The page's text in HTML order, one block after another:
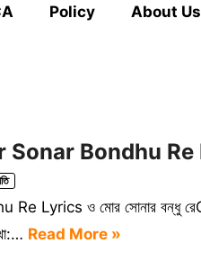
Policy About Us
Sonar Bondhu
Re Lyrics ও মোর সোনার বন্ধু
Read More »